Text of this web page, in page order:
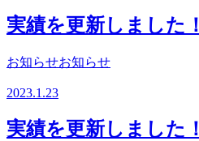
実績を更新しました！
お知らせお知らせ
2023.1.23
実績を更新しました！